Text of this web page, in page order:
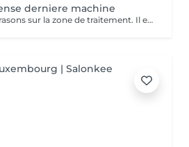
derniere machine
On passe l'appareil à ultrasons sur la zone de traitement. Il est possible de ressentir une légère sensation de chaleur pendant la séance mais la lipocavitation est indolore. La séance dure entre 40 minutes et 1h et vous pourrez reprendre vos activités quotidiennes normalement après le soin. Les resultats lissent la peau casse les capitons des la première seance